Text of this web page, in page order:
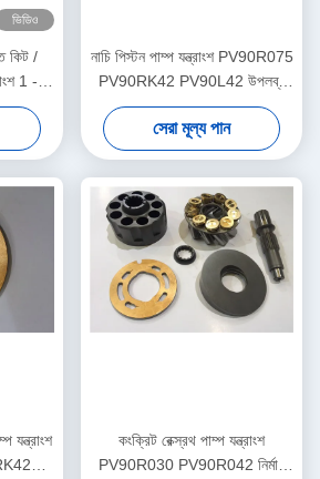
ভিডিও
কিট /
1 - 3
নাচি পিস্টন পাম্প যন্ত্রাংশ PV90R075
PV90RK42 PV90L42 উপলব্ধ
ISO শংসাপত্র
সেরা মূল্য পান
যন্ত্রাংশ
কংক্রিট রেক্স্রথ পাম্প যন্ত্রাংশ
PV90R030 PV90R042 নির্মাণ